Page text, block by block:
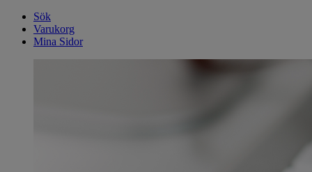
Sök
Varukorg
Mina Sidor